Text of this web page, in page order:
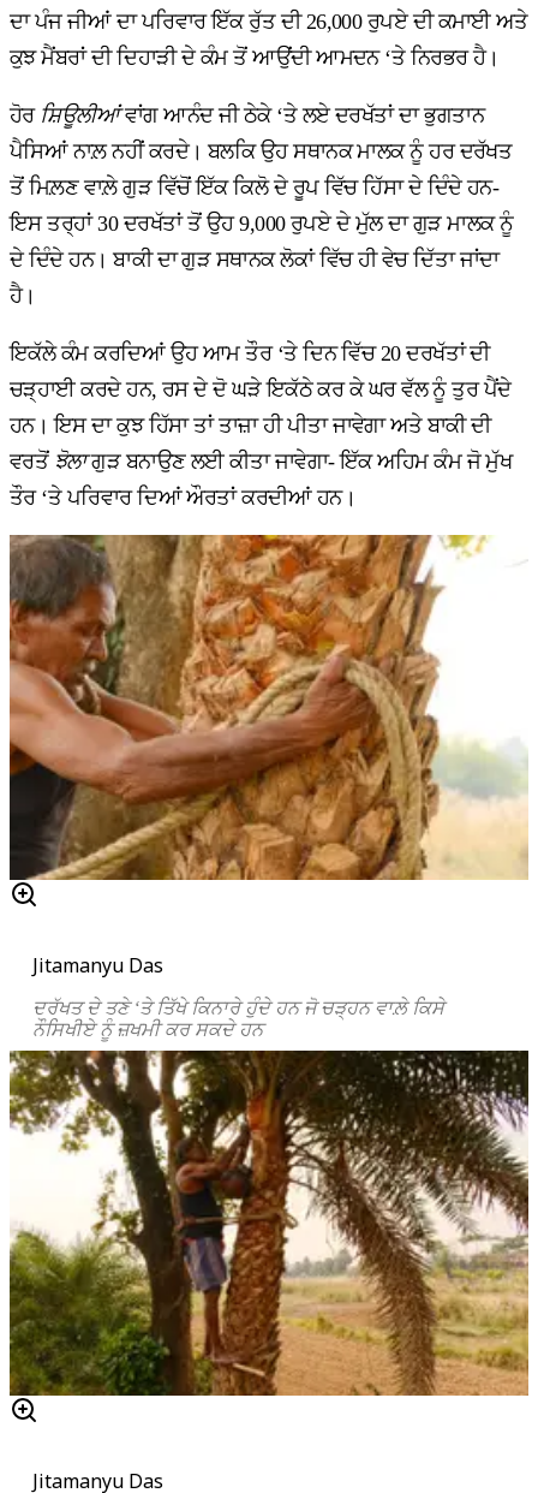
ਦਾ ਪੰਜ ਜੀਆਂ ਦਾ ਪਰਿਵਾਰ ਇੱਕ ਰੁੱਤ ਦੀ 26,000 ਰੁਪਏ ਦੀ ਕਮਾਈ ਅਤੇ
ਕੁਝ ਮੈਂਬਰਾਂ ਦੀ ਦਿਹਾੜੀ ਦੇ ਕੰਮ ਤੋਂ ਆਉਂਦੀ ਆਮਦਨ ‘ਤੇ ਨਿਰਭਰ ਹੈ।
ਹੋਰ ਸ਼ਿਊਲੀਆਂਵਾਂਗ ਆਨੰਦ ਜੀ ਠੇਕੇ ‘ਤੇ ਲਏ ਦਰਖੱਤਾਂ ਦਾ ਭੁਗਤਾਨ
ਪੈਸਿਆਂ ਨਾਲ਼ ਨਹੀਂ ਕਰਦੇ। ਬਲਕਿ ਉਹ ਸਥਾਨਕ ਮਾਲਕ ਨੂੰ ਹਰ ਦਰੱਖਤ
ਤੋਂ ਮਿਲ਼ਣ ਵਾਲ਼ੇ ਗੁੜ ਵਿੱਚੋਂ ਇੱਕ ਕਿਲੋ ਦੇ ਰੂਪ ਵਿੱਚ ਹਿੱਸਾ ਦੇ ਦਿੰਦੇ ਹਨ-
ਇਸ ਤਰ੍ਹਾਂ 30 ਦਰਖੱਤਾਂ ਤੋਂ ਉਹ 9,000 ਰੁਪਏ ਦੇ ਮੁੱਲ ਦਾ ਗੁੜ ਮਾਲਕ ਨੂੰ
ਦੇ ਦਿੰਦੇ ਹਨ। ਬਾਕੀ ਦਾ ਗੁੜ ਸਥਾਨਕ ਲੋਕਾਂ ਵਿੱਚ ਹੀ ਵੇਚ ਦਿੱਤਾ ਜਾਂਦਾ
ਹੈ।
ਇਕੱਲੇ ਕੰਮ ਕਰਦਿਆਂ ਉਹ ਆਮ ਤੌਰ ‘ਤੇ ਦਿਨ ਵਿੱਚ 20 ਦਰਖੱਤਾਂ ਦੀ
ਚੜ੍ਹਾਈ ਕਰਦੇ ਹਨ, ਰਸ ਦੇ ਦੋ ਘੜੇ ਇਕੱਠੇ ਕਰ ਕੇ ਘਰ ਵੱਲ ਨੂੰ ਤੁਰ ਪੈਂਦੇ
ਹਨ। ਇਸ ਦਾ ਕੁਝ ਹਿੱਸਾ ਤਾਂ ਤਾਜ਼ਾ ਹੀ ਪੀਤਾ ਜਾਵੇਗਾ ਅਤੇ ਬਾਕੀ ਦੀ
ਵਰਤੋਂ ਝੋਲਾਗੁੜ ਬਨਾਉਣ ਲਈ ਕੀਤਾ ਜਾਵੇਗਾ- ਇੱਕ ਅਹਿਮ ਕੰਮ ਜੋ ਮੁੱਖ
ਤੌਰ ‘ਤੇ ਪਰਿਵਾਰ ਦਿਆਂ ਔਰਤਾਂ ਕਰਦੀਆਂ ਹਨ।
Jitamanyu Das
ਦਰੱਖਤ ਦੇ ਤਣੇ ‘ਤੇ ਤਿੱਖੇ ਕਿਨਾਰੇ ਹੁੰਦੇ ਹਨ ਜੋ ਚੜ੍ਹਨ ਵਾਲ਼ੇ ਕਿਸੇ
ਨੌਸਿਖੀਏ ਨੂੰ ਜ਼ਖਮੀ ਕਰ ਸਕਦੇ ਹਨ
Jitamanyu Das